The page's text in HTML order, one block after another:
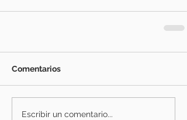
Comentarios
Escribir un comentario...